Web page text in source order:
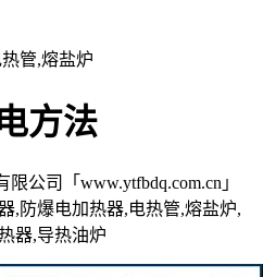
方法
公司「www.ytfbdq.com.cn」
,防爆电加热器,电热管,熔盐炉,
器,导热油炉